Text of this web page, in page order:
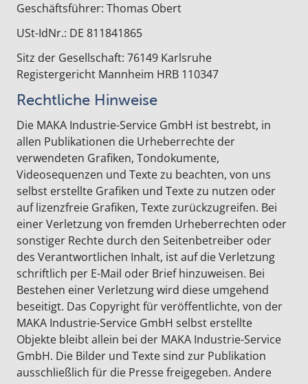
Geschäftsführer: Thomas Obert
USt-IdNr.: DE 811841865
Sitz der Gesellschaft: 76149 Karlsruhe
Registergericht Mannheim HRB 110347
Rechtliche Hinweise
Die MAKA Industrie-Service GmbH ist bestrebt, in
allen Publikationen die Urheberrechte der
verwendeten Grafiken, Tondokumente,
Videosequenzen und Texte zu beachten, von uns
selbst erstellte Grafiken und Texte zu nutzen oder
auf lizenzfreie Grafiken, Texte zurückzugreifen. Bei
einer Verletzung von fremden Urheberrechten oder
sonstiger Rechte durch den Seitenbetreiber oder
des Verantwortlichen Inhalt, ist auf die Verletzung
schriftlich per E-Mail oder Brief hinzuweisen. Bei
Bestehen einer Verletzung wird diese umgehend
beseitigt. Das Copyright für veröffentlichte, von der
MAKA Industrie-Service GmbH selbst erstellte
Objekte bleibt allein bei der MAKA Industrie-Service
GmbH. Die Bilder und Texte sind zur Publikation
ausschließlich für die Presse freigegeben. Andere